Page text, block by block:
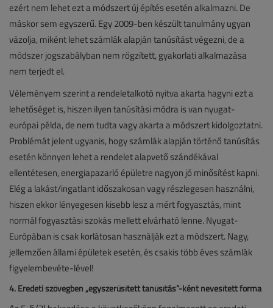
ezért nem lehet ezt a módszert új építés esetén alkalmazni. De
máskor sem egyszerű. Egy 2009-ben készült tanulmány ugyan
vázolja, miként lehet számlák alapján tanúsítást végezni, de a
módszer jogszabályban nem rögzített, gyakorlati alkalmazása
nem terjedt el.
Véleményem szerint a rendeletalkotó nyitva akarta hagyni ezt a
lehetőséget is, hiszen ilyen tanúsítási módra is van nyugat-
európai példa, de nem tudta vagy akarta a módszert kidolgoztatni.
Problémát jelent ugyanis, hogy számlák alapján történő tanúsítás
esetén könnyen lehet a rendelet alapvető szándékával
ellentétesen, energiapazarló épületre nagyon jó minősítést kapni.
Elég a lakást/ingatlant időszakosan vagy részlegesen használni,
hiszen ekkor lényegesen kisebb lesz a mért fogyasztás, mint
normál fogyasztási szokás mellett elvárható lenne. Nyugat-
Európában is csak korlátosan használják ezt a módszert. Nagy,
jellemzően állami épületek esetén, és csakis több éves számlák
figyelembevéte-lével!
4. Eredeti szövegben „egyszerűsített tanúsítás”-ként nevesített forma